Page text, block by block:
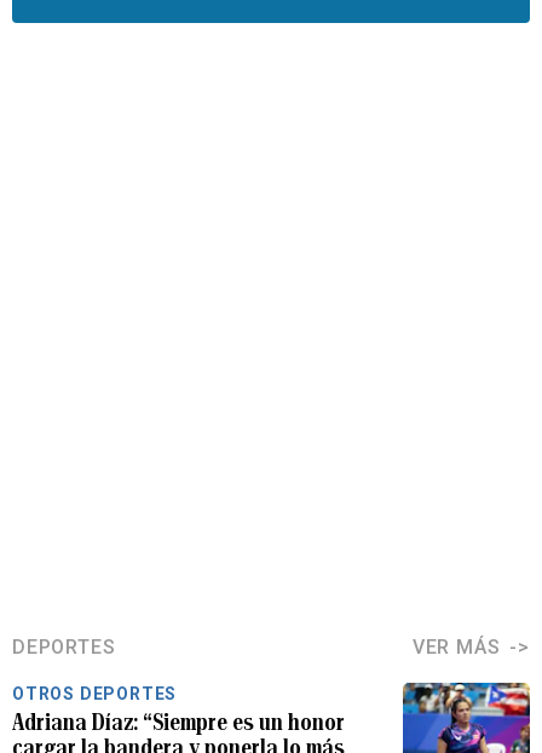
DEPORTES VER MÁS
OTROS DEPORTES
Adriana Díaz: “Siempre es un honor
cargar la bandera y ponerla lo más